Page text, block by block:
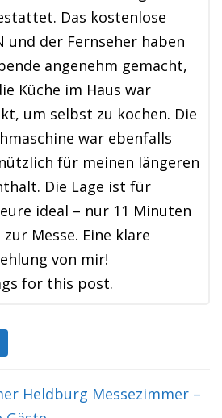
Das kostenlose
und der Fernseher haben
angenehm gemacht,
Küche im Haus war
um selbst zu kochen. Die
war ebenfalls
für meinen längeren
Die Lage ist für
ideal – nur 11 Minuten
Messe. Eine klare
von mir!
for this post.
Heldburg Messezimmer –